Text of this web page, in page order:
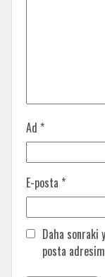
Ad *
E-posta *
Daha sonraki
posta